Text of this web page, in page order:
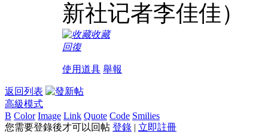
新社记者李佳佳）
收藏
回復
使用道具 舉報
返回列表
高級模式
B Color Image Link Quote Code Smilies
您需要登錄後才可以回帖 登錄 | 立即註冊